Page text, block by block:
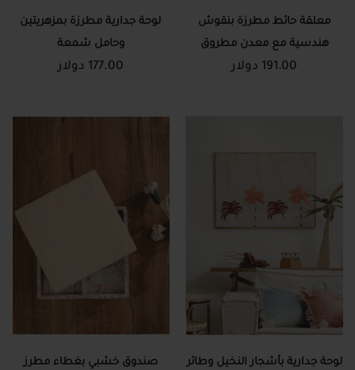
معلقة حائط مطرزة بنقوش
هندسية مع معدن مطروق
191.00 دولار
لوحة جدارية مطرزة بمزهريتين
وحامل شمعة
177.00 دولار
لوحة جدارية بأشجار النخيل وطائر
صندوق خشبي بغطاء مطرز